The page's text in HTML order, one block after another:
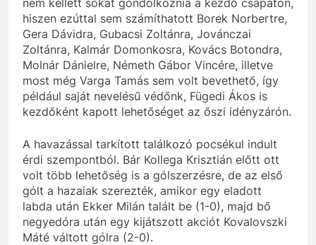
hiszen ezúttal sem számíthatott Borek Norbertre,
Gera Dávidra, Gubacsi Zoltánra, Jovánczai
Zoltánra, Kalmár Domonkosra, Kovács Botondra,
Molnár Dánielre, Németh Gábor Vincére, illetve
most még Varga Tamás sem volt bevethető, így
például saját nevelésű védőnk, Fügedi Ákos is
kezdőként kapott lehetőséget az őszi idényzárón.
A havazással tarkított találkozó pocsékul indult
érdi szempontból. Bár Kollega Krisztián előtt ott
volt több lehetőség is a gólszerzésre, de az első
gólt a hazaiak szerezték, amikor egy eladott
labda után Ekker Milán talált be (1-0), majd bő
negyedóra után egy kijátszott akciót Kovalovszki
Máté váltott gólra (2-0).